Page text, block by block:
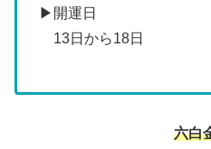
▶開運日
13日から18日
六白